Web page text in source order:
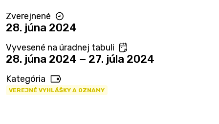
Zverejnené
28. júna 2024
Vyvesené na úradnej tabuli
28. júna 2024 − 27. júla 2024
Kategória
VEREJNÉ VYHLÁŠKY A OZNAMY